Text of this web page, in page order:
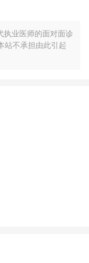
执业医师的面对面诊
站不承担由此引起